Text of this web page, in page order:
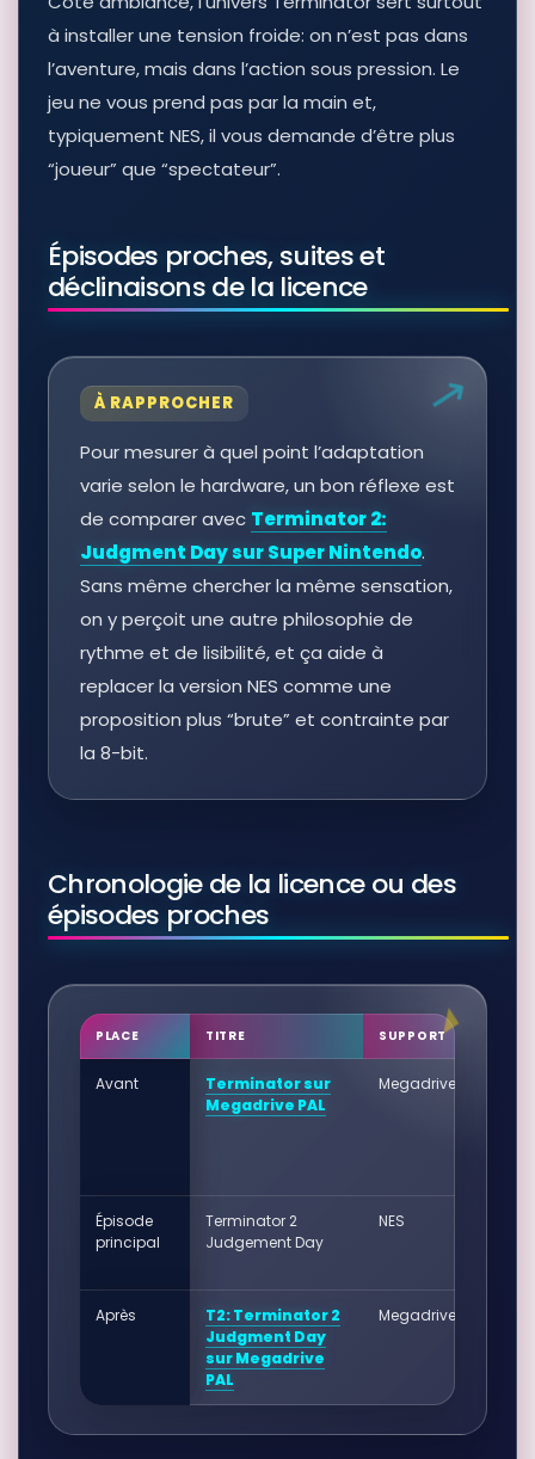
à installer une tension froide: on n’est pas dans
l’aventure, mais dans l’action sous pression. Le
jeu ne vous prend pas par la main et,
typiquement NES, il vous demande d’être plus
“joueur” que “spectateur”.
Épisodes proches, suites et
déclinaisons de la licence
À RAPPROCHER
Pour mesurer à quel point l’adaptation
varie selon le hardware, un bon réflexe est
de comparer avec Terminator 2:
Judgment Day sur Super Nintendo.
Sans même chercher la même sensation,
on y perçoit une autre philosophie de
rythme et de lisibilité, et ça aide à
replacer la version NES comme une
proposition plus “brute” et contrainte par
la 8-bit.
Chronologie de la licence ou des
épisodes proches
PLACE TITRE SUPPORT
Avant
Terminator sur
Megadrive PAL
Megadrive (PAL)
Épisode
principal
Terminator 2
Judgement Day
NES
Après
T2: Terminator 2
Judgment Day
sur Megadrive
PAL
Megadrive (PAL)